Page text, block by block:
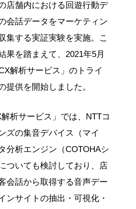
店舗内における回遊行動デ
会話データをマーケティン
集する実証実験を実施。こ
果を踏まえて、2021年5月
解析サービス」のトライ
提供を開始しました。
解析サービス」では、NTTコ
ズの集音デバイス（マイ
分析エンジン（COTOHAシ
ついても検討しており、店
会話から取得する音声デー
ンサイトの抽出・可視化・